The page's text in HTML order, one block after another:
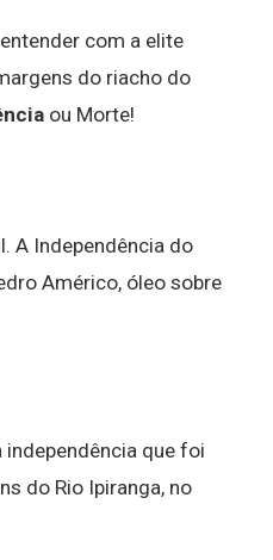
com a elite
do riacho do
ou Morte!
A Independência do
Américo, óleo sobre
que foi
do Rio Ipiranga, no